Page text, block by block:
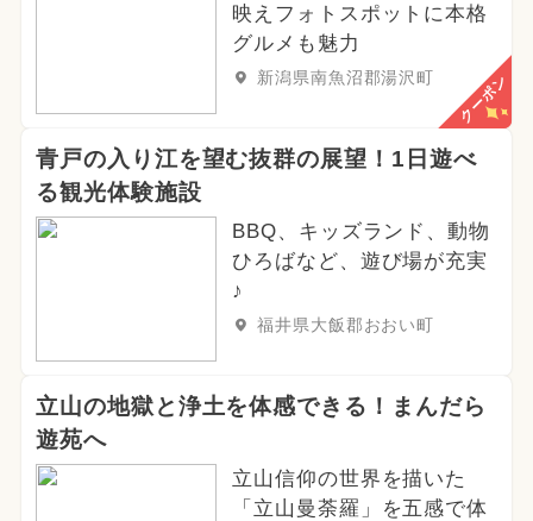
映えフォトスポットに本格
グルメも魅力
新潟県南魚沼郡湯沢町 クーポン
青戸の入り江を望む抜群の展望！1日遊べ
る観光体験施設
BBQ、キッズランド、動物
ひろばなど、遊び場が充実
♪
福井県大飯郡おおい町
立山の地獄と浄土を体感できる！まんだら
遊苑へ
立山信仰の世界を描いた
「立山曼荼羅」を五感で体